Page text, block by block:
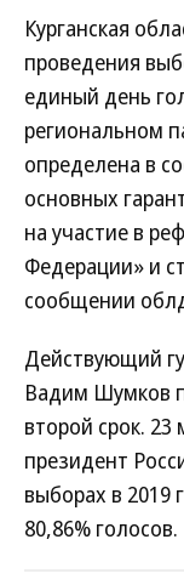
Курганская
проведения
единый день
региональном
определена в
основных
на участие в
Федерации» и
сообщении
Действующий
Вадим Шумков
второй срок.
президент
выборах в 2019
80,86% голосов.